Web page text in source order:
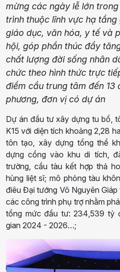
mừng các ngày lễ lớn
trình thuộc lĩnh vực hạ
giáo dục, văn hóa, y tế và
hội, góp phần thúc đẩy
chất lượng đời sống nhân
chức theo hình thức trực
điểm cầu trung tâm đến 13
phương, đơn vị có dự án
Dự án đầu tư xây dựng tu bổ,
K15 với diện tích khoảng 2,28
tôn tạo, xây dựng tổng thể
dựng cổng vào khu di tích,
trường, cầu tàu kết hợp thả
hùng liệtsĩ; mô phỏng tàu
điêu Đại tướng Võ Nguyên
các công trình phụ trợ nhằm
tổng mức đầu tư: 234 ,539 tỷ
gian 2024 - 2026…;